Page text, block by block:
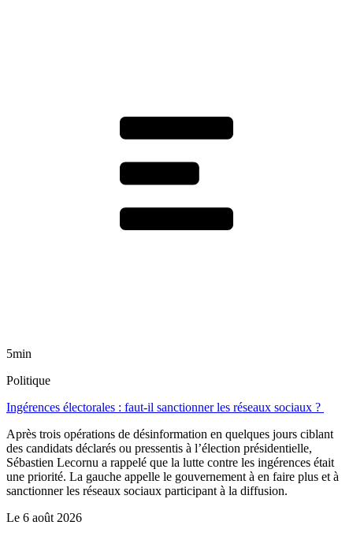
5min
Politique
Ingérences électorales : faut-il sanctionner les réseaux sociaux ?
Après trois opérations de désinformation en quelques jours ciblant
des candidats déclarés ou pressentis à l’élection présidentielle,
Sébastien Lecornu a rappelé que la lutte contre les ingérences était
une priorité. La gauche appelle le gouvernement à en faire plus et à
sanctionner les réseaux sociaux participant à la diffusion.
Le 6 août 2026